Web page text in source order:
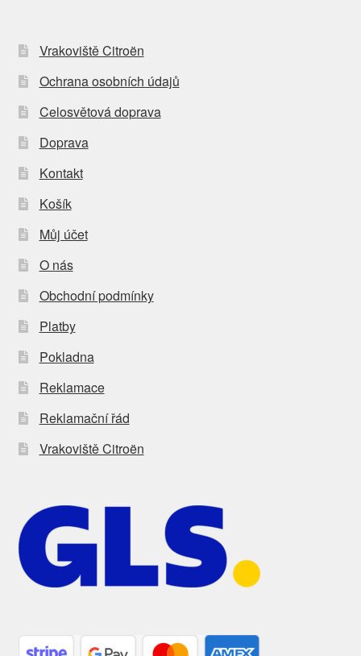
Vrakoviště Citroën
Ochrana osobních údajů
Celosvětová doprava
Doprava
Kontakt
Košík
Můj účet
O nás
Obchodní podmínky
Platby
Pokladna
Reklamace
Reklamační řád
Vrakoviště Citroën